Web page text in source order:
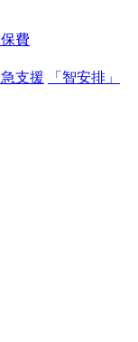
費
支援
「智安排」